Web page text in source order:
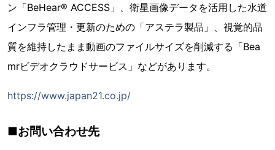
ン「BeHear® ACCESS」、衛星画像データを活用した水道
インフラ管理・更新のための「アステラ製品」、視覚的品
質を維持したまま動画のファイルサイズを削減する「Bea
mrビデオクラウドサービス」などがあります。
https://www.japan21.co.jp/
■お問い合わせ先